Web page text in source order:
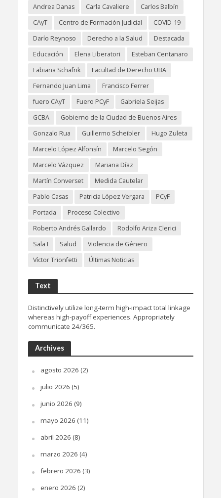
Andrea Danas
Carla Cavaliere
Carlos Balbín
CAyT
Centro de Formación Judicial
COVID-19
Darío Reynoso
Derecho a la Salud
Destacada
Educación
Elena Liberatori
Esteban Centanaro
Fabiana Schafrik
Facultad de Derecho UBA
Fernando Juan Lima
Francisco Ferrer
fuero CAyT
Fuero PCyF
Gabriela Seijas
GCBA
Gobierno de la Ciudad de Buenos Aires
Gonzalo Rua
Guillermo Scheibler
Hugo Zuleta
Marcelo López Alfonsín
Marcelo Segón
Marcelo Vázquez
Mariana Díaz
Martín Converset
Medida Cautelar
Pablo Casas
Patricia López Vergara
PCyF
Portada
Proceso Colectivo
Roberto Andrés Gallardo
Rodolfo Ariza Clerici
Sala I
Salud
Violencia de Género
Víctor Trionfetti
Últimas Noticias
Text
Distinctively utilize long-term high-impact total linkage
whereas high-payoff experiences. Appropriately
communicate 24/365.
Archives
agosto 2026 (2)
julio 2026 (5)
junio 2026 (9)
mayo 2026 (11)
abril 2026 (8)
marzo 2026 (4)
febrero 2026 (3)
enero 2026 (2)